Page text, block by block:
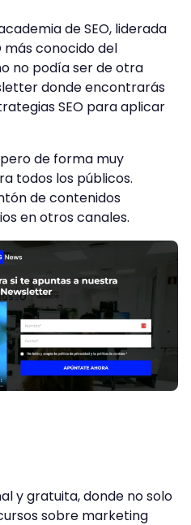
de SEO, liderada
más conocido del
no podía ser de otra
donde encontrarás
SEO para aplicar
de forma muy
todos los públicos.
de contenidos
en otros canales.
y gratuita, donde no solo
sobre marketing